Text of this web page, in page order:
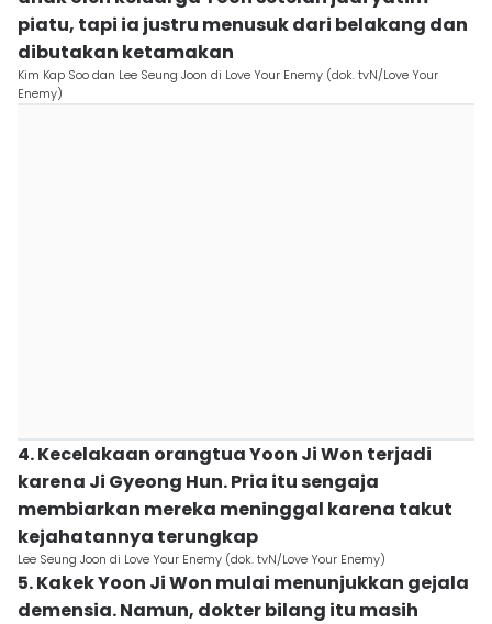
piatu, tapi ia justru menusuk dari belakang dan
dibutakan ketamakan
Kim Kap Soo dan Lee Seung Joon di Love Your Enemy (dok. tvN/Love Your
Enemy)
4. Kecelakaan orangtua Yoon Ji Won terjadi
karena Ji Gyeong Hun. Pria itu sengaja
membiarkan mereka meninggal karena takut
kejahatannya terungkap
Lee Seung Joon di Love Your Enemy (dok. tvN/Love Your Enemy)
5. Kakek Yoon Ji Won mulai menunjukkan gejala
demensia. Namun, dokter bilang itu masih